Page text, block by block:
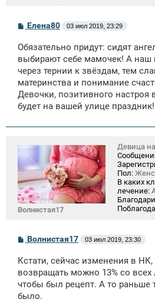
С
о
б
щ
н
и
Елена80 03 июл 2019, 23:29
Обязательно придут: сидят
выбирают себе мамочек! А наш
через тернии к звёздам, тем
материнства и понимание
Девочки, позитивного настроя
будет на вашей улице
Волнистая17
Девица
Пол:
В каких
лечение:
С
о
б
щ
н
и
Волнистая17 03 июл 2019, 23:30
Кстати, сейчас изменения в
возвращать можно 13% со всех
чтобы был рецепт. А то раньше
было.